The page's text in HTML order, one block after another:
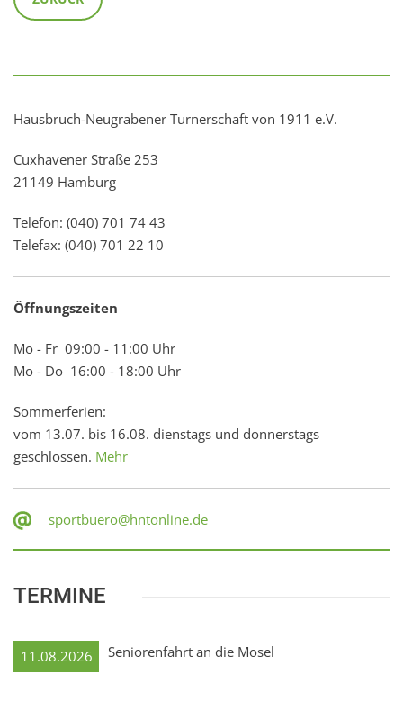
Hausbruch-Neugrabener Turnerschaft von 1911 e.V.
Cuxhavener Straße 253
21149 Hamburg
Telefon: (040) 701 74 43
Telefax: (040) 701 22 10
Öffnungszeiten
Mo - Fr 09:00 - 11:00 Uhr
Mo - Do 16:00 - 18:00 Uhr
Sommerferien:
vom 13.07. bis 16.08. dienstags und donnerstags
geschlossen. Mehr
sportbuero@hntonline.de
TERMINE
11.08.2026 Seniorenfahrt an die Mosel